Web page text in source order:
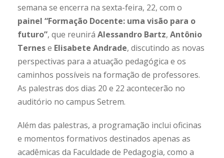
semana se encerra na sexta-feira, 22, com o
painel “Formação Docente: uma visão para o
futuro”, que reunirá Alessandro Bartz, Antônio
Ternese Elisabete Andrade, discutindo as novas
perspectivas para a atuação pedagógica e os
caminhos possíveis na formação de professores.
As palestras dos dias 20 e 22 acontecerão no
auditório no campus Setrem.
Além das palestras, a programação inclui oficinas
e momentos formativos destinados apenas as
acadêmicas da Faculdade de Pedagogia, como a